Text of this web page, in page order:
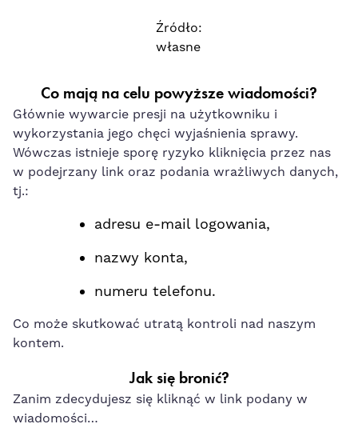
Źródło:
własne
Co mają na celu powyższe wiadomości?
Głównie wywarcie presji na użytkowniku i
wykorzystania jego chęci wyjaśnienia sprawy.
Wówczas istnieje sporę ryzyko kliknięcia przez nas
w podejrzany link oraz podania wrażliwych danych,
tj.:
adresu e-mail logowania,
nazwy konta,
numeru telefonu.
Co może skutkować utratą kontroli nad naszym
kontem.
Jak się bronić?
Zanim zdecydujesz się kliknąć w link podany w
wiadomości…